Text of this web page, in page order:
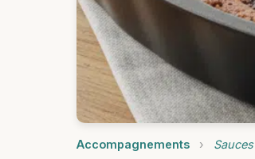
Accompagnements ›